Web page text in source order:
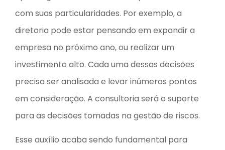
com suas particularidades. Por exemplo, a
diretoria pode estar pensando em expandir a
empresa no próximo ano, ou realizar um
investimento alto. Cada uma dessas decisões
precisa ser analisada e levar inúmeros pontos
em consideração. A consultoria será o suporte
para as decisões tomadas na gestão de riscos.
Esse auxílio acaba sendo fundamental para